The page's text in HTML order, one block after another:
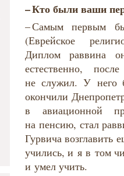
–Кто были ваши
– Самым первым
(Еврейское
Диплом раввина
естественно,
не служил. У него
окончили
в авиационной
на пенсию, стал
Гурвича возглавить
учились, и я в том
и умел учить.